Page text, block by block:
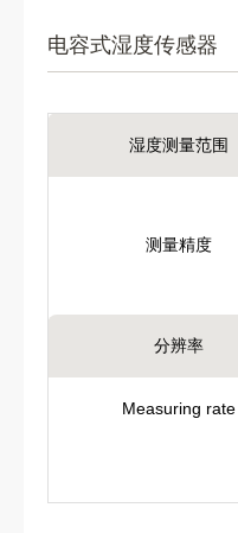
电容式湿度传感器
湿度测量范围
测量精度
分辨率
Measuring rate